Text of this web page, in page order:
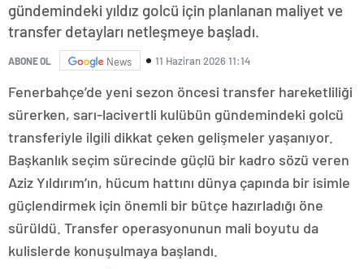
gündemindeki yıldız golcü için planlanan maliyet ve
transfer detayları netleşmeye başladı.
ABONE OL News 11 Haziran 2026 11:14
Fenerbahçe’de yeni sezon öncesi transfer hareketliliği
sürerken, sarı-lacivertli kulübün gündemindeki golcü
transferiyle ilgili dikkat çeken gelişmeler yaşanıyor.
Başkanlık seçim sürecinde güçlü bir kadro sözü veren
Aziz Yıldırım’ın, hücum hattını dünya çapında bir isimle
güçlendirmek için önemli bir bütçe hazırladığı öne
sürüldü. Transfer operasyonunun mali boyutu da
kulislerde konuşulmaya başlandı.